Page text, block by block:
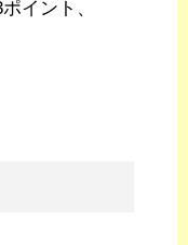
イント、